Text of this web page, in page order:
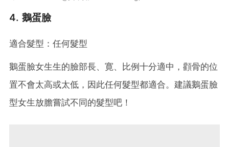
4. 鵝蛋臉
適合髮型：任何髮型
鵝蛋臉女生生的臉部長、寛、比例十分適中，顴骨的位
置不會太高或太低，因此任何髮型都適合。建議鵝蛋臉
型女生放膽嘗試不同的髮型吧！